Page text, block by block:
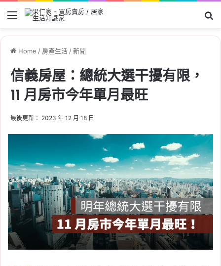
Menu
Home / 房產生活 /新聞
信義房屋：總統大選干擾有限，
11 月房市今年單月最旺
最後更新： 2023 年 12 月 18 日